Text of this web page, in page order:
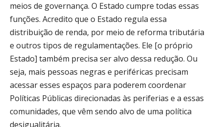
meios de governança. O Estado cumpre todas essas
funções. Acredito que o Estado regula essa
distribuição de renda, por meio de reforma tributária
e outros tipos de regulamentações. Ele [o próprio
Estado] também precisa ser alvo dessa redução. Ou
seja, mais pessoas negras e periféricas precisam
acessar esses espaços para poderem coordenar
Políticas Públicas direcionadas às periferias e a essas
comunidades, que vêm sendo alvo de uma política
desigualitária.